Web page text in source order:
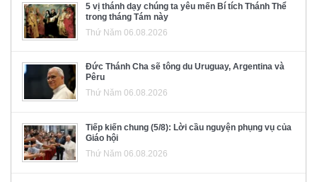
5 vị thánh dạy chúng ta yêu mến Bí tích Thánh Thể
trong tháng Tám này
Thứ Năm 06.08.2026
Đức Thánh Cha sẽ tông du Uruguay, Argentina và
Pêru
Thứ Năm 06.08.2026
Tiếp kiến chung (5/8): Lời cầu nguyện phụng vụ của
Giáo hội
Thứ Năm 06.08.2026